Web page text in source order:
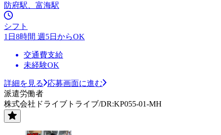
防府駅、富海駅
シフト
1日8時間 週5日からOK
交通費支給
未経験OK
詳細を見る
応募画面に進む
派遣労働者
株式会社ドライブトライブ/DR:KP055-01-MH